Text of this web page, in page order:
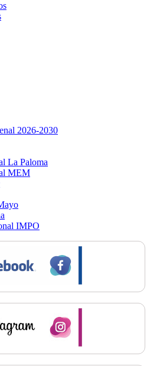
2026-2030
La Paloma
MEM
IMPO